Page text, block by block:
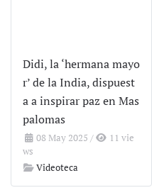
Didi, la ‘hermana mayo
r’ de la India, dispuest
a a inspirar paz en Mas
palomas
08 May 2025 /
11 vie
ws
Videoteca